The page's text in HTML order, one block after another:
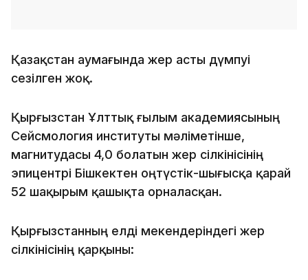
Қазақстан аумағында жер асты дүмпуі
сезілген жоқ.
Қырғызстан Ұлттық ғылым академиясының
Сейсмология институты мәліметінше,
магнитудасы 4,0 болатын жер сілкінісінің
эпицентрі Бішкектен оңтүстік-шығысқа қарай
52 шақырым қашықта орналасқан.
Қырғызстанның елді мекендеріндегі жер
сілкінісінің қарқыны: